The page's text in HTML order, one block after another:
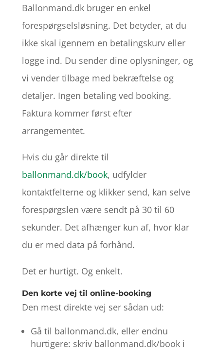
Ballonmand.dk bruger en enkel
forespørgselsløsning. Det betyder, at du
ikke skal igennem en betalingskurv eller
logge ind. Du sender dine oplysninger, og
vi vender tilbage med bekræftelse og
detaljer. Ingen betaling ved booking.
Faktura kommer først efter
arrangementet.
Hvis du går direkte til
ballonmand.dk/book, udfylder
kontaktfelterne og klikker send, kan selve
forespørgslen være sendt på 30 til 60
sekunder. Det afhænger kun af, hvor klar
du er med data på forhånd.
Det er hurtigt. Og enkelt.
Den korte vej til online-booking
Den mest direkte vej ser sådan ud:
Gå til ballonmand.dk, eller endnu
hurtigere: skriv ballonmand.dk/book i